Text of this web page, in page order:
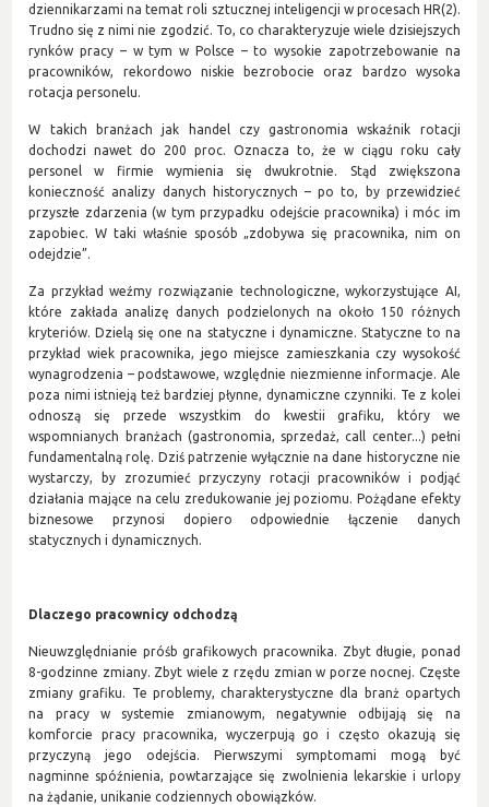
dziennikarzami na temat roli sztucznej inteligencji w procesach HR(2).
Trudno się z nimi nie zgodzić. To, co charakteryzuje wiele dzisiejszych
rynków pracy – w tym w Polsce – to wysokie zapotrzebowanie na
pracowników, rekordowo niskie bezrobocie oraz bardzo wysoka
rotacja personelu.
W takich branżach jak handel czy gastronomia wskaźnik rotacji
dochodzi nawet do 200 proc. Oznacza to, że w ciągu roku cały
personel w firmie wymienia się dwukrotnie. Stąd zwiększona
konieczność analizy danych historycznych – po to, by przewidzieć
przyszłe zdarzenia (w tym przypadku odejście pracownika) i móc im
zapobiec. W taki właśnie sposób „zdobywa się pracownika, nim on
odejdzie”.
Za przykład weźmy rozwiązanie technologiczne, wykorzystujące AI,
które zakłada analizę danych podzielonych na około 150 różnych
kryteriów. Dzielą się one na statyczne i dynamiczne. Statyczne to na
przykład wiek pracownika, jego miejsce zamieszkania czy wysokość
wynagrodzenia – podstawowe, względnie niezmienne informacje. Ale
poza nimi istnieją też bardziej płynne, dynamiczne czynniki. Te z kolei
odnoszą się przede wszystkim do kwestii grafiku, który we
wspomnianych branżach (gastronomia, sprzedaż, call center...) pełni
fundamentalną rolę. Dziś patrzenie wyłącznie na dane historyczne nie
wystarczy, by zrozumieć przyczyny rotacji pracowników i podjąć
działania mające na celu zredukowanie jej poziomu. Pożądane efekty
biznesowe przynosi dopiero odpowiednie łączenie danych
statycznych i dynamicznych.
Dlaczego pracownicy odchodzą
Nieuwzględnianie próśb grafikowych pracownika. Zbyt długie, ponad
8-godzinne zmiany. Zbyt wiele z rzędu zmian w porze nocnej. Częste
zmiany grafiku. Te problemy, charakterystyczne dla branż opartych
na pracy w systemie zmianowym, negatywnie odbijają się na
komforcie pracy pracownika, wyczerpują go i często okazują się
przyczyną jego odejścia. Pierwszymi symptomami mogą być
nagminne spóźnienia, powtarzające się zwolnienia lekarskie i urlopy
na żądanie, unikanie codziennych obowiązków.